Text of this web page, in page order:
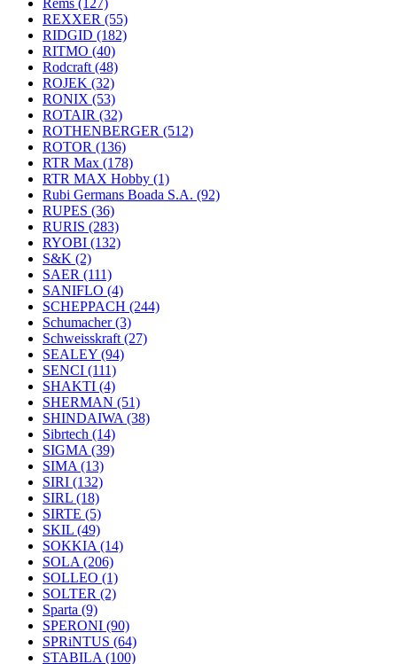
Rems (127)
REXXER (55)
RIDGID (182)
RITMO (40)
Rodcraft (48)
ROJEK (32)
RONIX (53)
ROTAIR (32)
ROTHENBERGER (512)
ROTOR (136)
RTR Max (178)
RTR MAX Hobby (1)
Rubi Germans Boada S.A. (92)
RUPES (36)
RURIS (283)
RYOBI (132)
S&K (2)
SAER (111)
SANIFLO (4)
SCHEPPACH (244)
Schumacher(3)
Schweisskraft (27)
SEALEY (94)
SENCI (111)
SHAKTI (4)
SHERMAN (51)
SHINDAIWA (38)
Sibrtech (14)
SIGMA (39)
SIMA (13)
SIRI (132)
SIRL (18)
SIRTE (5)
SKIL (49)
SOKKIA (14)
SOLA (206)
SOLLEO (1)
SOLTER (2)
Sparta (9)
SPERONI (90)
SPRiNTUS (64)
STABILA (100)